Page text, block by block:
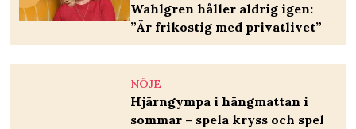
Wahlgren håller aldrig igen:
”Är frikostig med privatlivet”
NÖJE
Hjärngympa i hängmattan i
sommar – spela kryss och spel